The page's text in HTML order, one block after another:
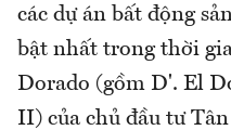
các dự án bất động
bật nhất trong thời
Dorado (gồm D'. El
II) của chủ đầu tư